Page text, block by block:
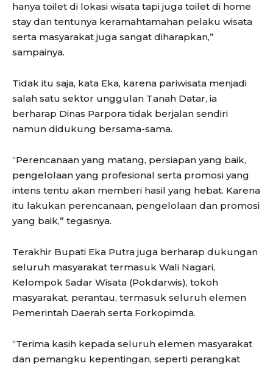
hanya toilet di lokasi wisata tapi juga toilet di home
stay dan tentunya keramahtamahan pelaku wisata
serta masyarakat juga sangat diharapkan,”
sampainya.
Tidak itu saja, kata Eka, karena pariwisata menjadi
salah satu sektor unggulan Tanah Datar, ia
berharap Dinas Parpora tidak berjalan sendiri
namun didukung bersama-sama.
“Perencanaan yang matang, persiapan yang baik,
pengelolaan yang profesional serta promosi yang
intens tentu akan memberi hasil yang hebat. Karena
itu lakukan perencanaan, pengelolaan dan promosi
yang baik,” tegasnya.
Terakhir Bupati Eka Putra juga berharap dukungan
seluruh masyarakat termasuk Wali Nagari,
Kelompok Sadar Wisata (Pokdarwis), tokoh
masyarakat, perantau, termasuk seluruh elemen
Pemerintah Daerah serta Forkopimda.
“Terima kasih kepada seluruh elemen masyarakat
dan pemangku kepentingan, seperti perangkat